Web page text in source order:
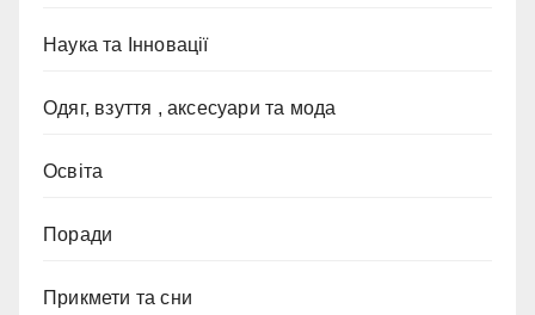
Наука та Інновації
Одяг, взуття , аксесуари та мода
Освіта
Поради
Прикмети та сни